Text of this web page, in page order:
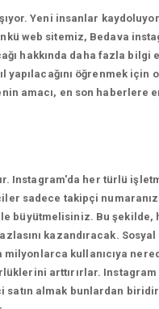
Yeni insanlar
web sitemiz, Bedava
hakkında daha fazla bilgi
öğrenmek için
amacı, en son
her türlü
sadece takipçi
Bu şekilde,
kazandıracak.
kullanıcıya
arttırırlar. Instagram
almak bunlardan